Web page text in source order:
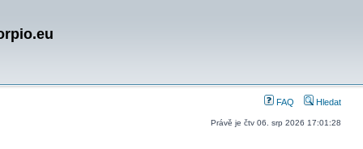
FAQ Hledat
Právě je čtv 06. srp 2026 17:01:28